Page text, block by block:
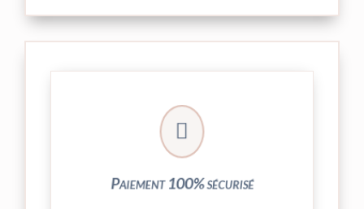

Paiement 100% sécurisé
Vos transactions par carte bancaire sont
entièrement sécurisées grâce au système
crypté de notre partenaire PayPlug.